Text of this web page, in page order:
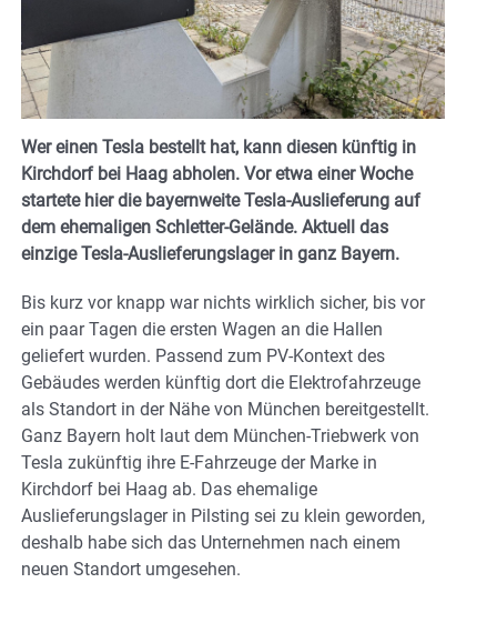
Wer einen Tesla bestellt hat, kann diesen künftig in
Kirchdorf bei Haag abholen. Vor etwa einer Woche
startete hier die bayernweite Tesla-Auslieferung auf
dem ehemaligen Schletter-Gelände. Aktuell das
einzige Tesla-Auslieferungslager in ganz Bayern.
Bis kurz vor knapp war nichts wirklich sicher, bis vor
ein paar Tagen die ersten Wagen an die Hallen
geliefert wurden. Passend zum PV-Kontext des
Gebäudes werden künftig dort die Elektrofahrzeuge
als Standort in der Nähe von München bereitgestellt.
Ganz Bayern holt laut dem München-Triebwerk von
Tesla zukünftig ihre E-Fahrzeuge der Marke in
Kirchdorf bei Haag ab. Das ehemalige
Auslieferungslager in Pilsting sei zu klein geworden,
deshalb habe sich das Unternehmen nach einem
neuen Standort umgesehen.